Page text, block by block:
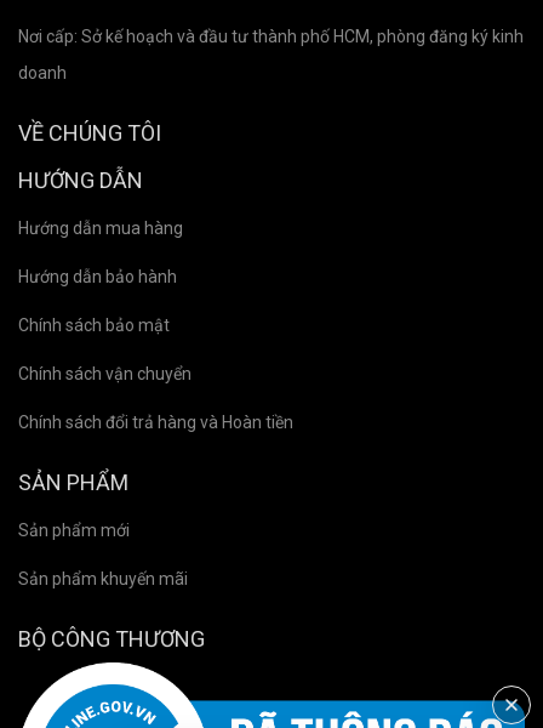
Nơi cấp: Sở kế hoạch và đầu tư thành phố HCM, phòng đăng ký kinh
doanh
VỀ CHÚNG TÔI
HƯỚNG DẪN
Hướng dẫn mua hàng
Hướng dẫn bảo hành
Chính sách bảo mật
Chính sách vận chuyển
Chính sách đổi trả hàng và Hoàn tiền
SẢN PHẨM
Sản phẩm mới
Sản phẩm khuyến mãi
BỘ CÔNG THƯƠNG